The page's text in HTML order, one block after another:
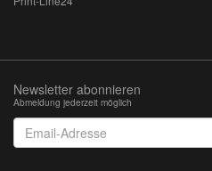
Newsletter abonnieren
Abmeldung jederzeit möglich
Email-
Adresse